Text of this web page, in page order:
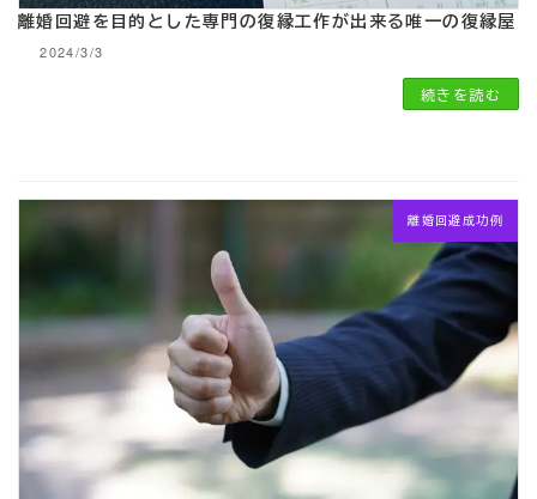
離婚回避を目的とした専門の復縁工作が出来る唯一の復縁屋
2024/3/3
続きを読む
離婚回避成功例